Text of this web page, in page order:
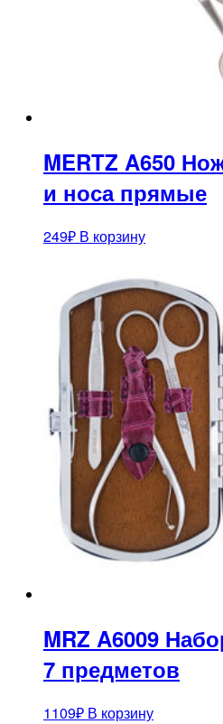
MERTZ A650
и носа прямые
249₽ В корзину
MRZ A6009
7 предметов
1109₽ В корзину